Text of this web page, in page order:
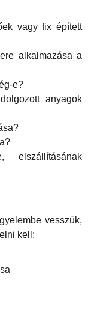
vagy fix épített
alkalmazása a
e?
anyagok
elszállításának
vesszük,
kell: